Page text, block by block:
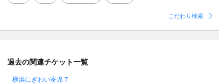
こだわり検索
過去の関連チケット一覧
横浜にぎわい寄席７